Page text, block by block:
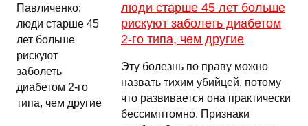
люди старше 45 лет больше
рискуют заболеть диабетом
2-го типа, чем другие
Эту болезнь по праву можно
назвать тихим убийцей, потому
что развивается она практически
бессимптомно. Признаки